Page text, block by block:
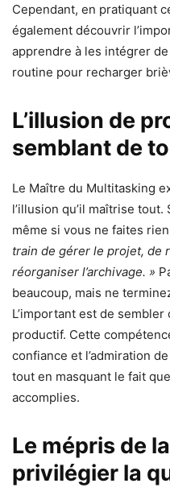
Cependant, en pratiquant
également découvrir
apprendre à les intégrer
routine pour recharger
L’illusion de
semblant de
Le Maître du Multitasking
l’illusion qu’il maîtrise
même si vous ne faites
train de gérer le projet, de
réorganiser l’archivage. »
beaucoup, mais ne
L’important est de
productif. Cette
confiance et l’admiration
tout en masquant le fait
accomplies.
Le mépris de
privilégier la